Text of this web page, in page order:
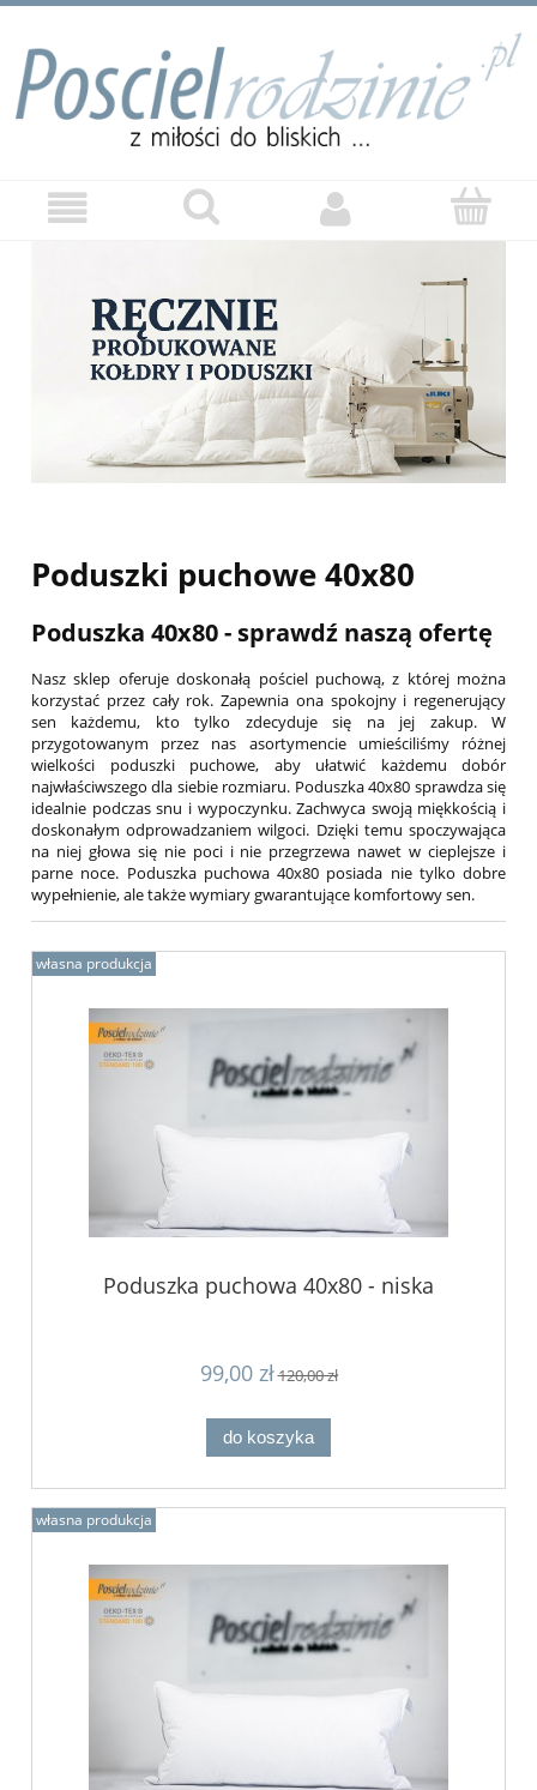
Poduszki puchowe 40x80
Poduszka 40x80 - sprawdź naszą ofertę
Nasz sklep oferuje doskonałą pościel puchową, z której można
korzystać przez cały rok. Zapewnia ona spokojny i regenerujący
sen każdemu, kto tylko zdecyduje się na jej zakup. W
przygotowanym przez nas asortymencie umieściliśmy różnej
wielkości poduszki puchowe, aby ułatwić każdemu dobór
najwłaściwszego dla siebie rozmiaru. Poduszka 40x80 sprawdza się
idealnie podczas snu i wypoczynku. Zachwyca swoją miękkością i
doskonałym odprowadzaniem wilgoci. Dzięki temu spoczywająca
na niej głowa się nie poci i nie przegrzewa nawet w cieplejsze i
parne noce. Poduszka puchowa 40x80 posiada nie tylko dobre
wypełnienie, ale także wymiary gwarantujące komfortowy sen.
Poduszka puchowa 40x80 - niska
99,00 zł120,00 zł
do koszyka
własna produkcja
własna produkcja